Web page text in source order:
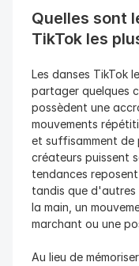
Quelles sont
TikTok les
Les danses TikTok
partager quelques
possèdent une
mouvements
et suffisamment de
créateurs puissent
tendances
tandis que d'autres
la main, un
marchant ou une
Au lieu de